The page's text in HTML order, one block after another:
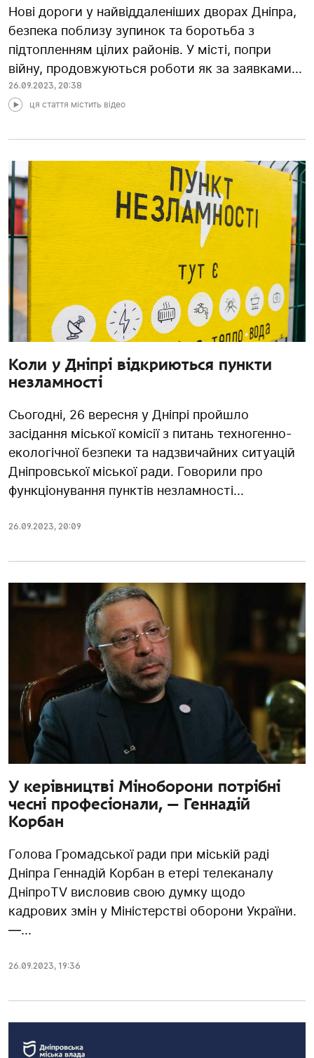
Нові дороги у найвіддаленіших дворах Дніпра,
безпека поблизу зупинок та боротьба з
підтопленням цілих районів. У місті, попри
війну, продовжуються роботи як за заявками...
26.09.2023, 20:38
ця стаття містить відео
Коли у Дніпрі відкриються пункти
незламності
Сьогодні, 26 вересня у Дніпрі пройшло
засідання міської комісії з питань техногенно-
екологічної безпеки та надзвичайних ситуацій
Дніпровської міської ради. Говорили про
функціонування пунктів незламності...
26.09.2023, 20:09
У керівництві Міноборони потрібні
чесні професіонали, — Геннадій
Корбан
Голова Громадської ради при міській раді
Дніпра Геннадій Корбан в етері телеканалу
ДніпроTV висловив свою думку щодо
кадрових змін у Міністерстві оборони України.
—...
26.09.2023, 19:36